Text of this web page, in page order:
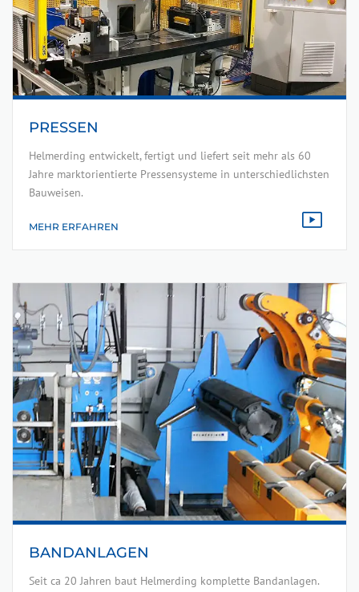
PRESSEN
Helmerding entwickelt, fertigt und liefert seit mehr als 60
Jahre marktorientierte Pressensysteme in unterschiedlichsten
Bauweisen.
MEHR ERFAHREN
BANDANLAGEN
Seit ca 20 Jahren baut Helmerding komplette Bandanlagen.